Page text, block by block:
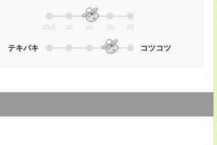
20代 30 40 50 60
テキパキ コツコツ